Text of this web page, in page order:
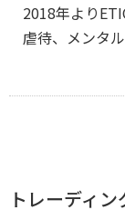
2018年より
虐待、メンタル
トレーディ